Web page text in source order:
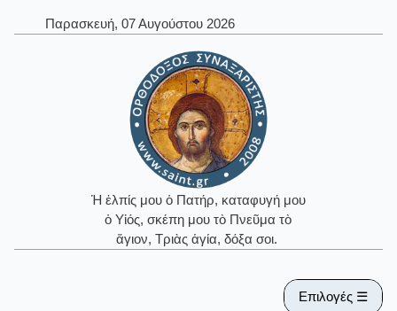
Παρασκευή, 07 Αυγούστου 2026
Ἡ ἐλπίς μου ὁ Πατήρ, καταφυγή μου
ὁ Υἱός, σκέπη μου τὸ Πνεῦμα τὸ
ἅγιον, Τριὰς ἁγία, δόξα σοι.
Επιλογές ☰